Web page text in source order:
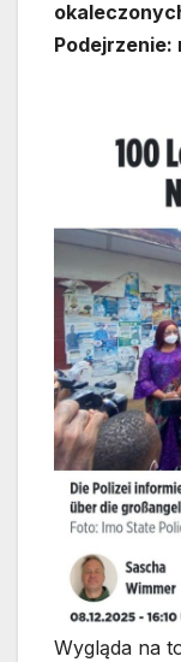
Podejrzenie:
Wygląda na